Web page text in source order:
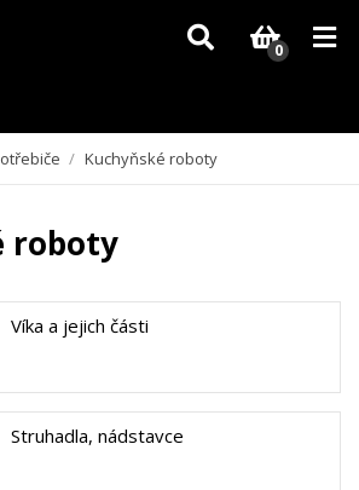
se může dodání dílů, které nejsou skladem,
Děkujeme za pochopení.
0
/ Kuchyňské roboty
roboty
Víka a jejich části
Struhadla, nádstavce